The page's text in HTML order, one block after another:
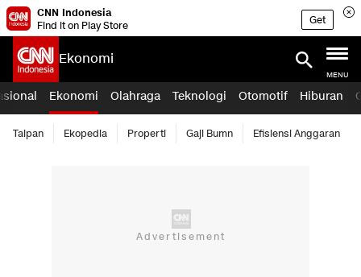
CNN Indonesia
Find it on Play Store
Get
Ekonomi
MENU
Ekonomi Olahraga Teknologi Otomotif Hiburan
Taipan Ekopedia Properti Gaji Bumn Efisiensi Anggaran